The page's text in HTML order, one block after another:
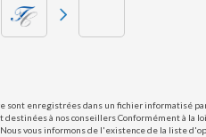
sont enregistrées dans un fichier informatisé
à nos conseillers Conformément à la
vous informons de l'existence de la liste